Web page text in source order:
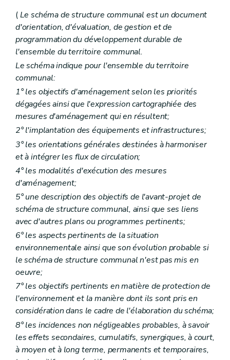
Art. 415/14
Art. 415/15
Art. 415/16
Art. 416
Chapitre XVIIquater
Règlement général sur les bâtisses en site rural
Art. 417
Art. 418
Art. 419
Art. 420
Art. 421
Art. 422
Art. 423
Art. 424
Art. 426
Art. 427
Art. 428
Art. 429
Art. 430
Chapitre XVIIquinquies
Règlement général d'urbanisme relatif aux enseignes et aux dispositifs de publicité
Art. 431
Art. 432
Art. 433
Art. 434
Art. 435
Art. 436
Art. 437
Art. 439
Art. 440
Art. 441
Art. 442
Chapitre XVIIsexies
Du règlement d'urbanisme sur la qualité acoustique de constructions dans les zones B, C et D des plans de développement à long terme des aéroports de Liège-Bierset et de Charleroi-Bruxelles Sud
Art. 442/1
Art. 442/2
Art. 442/3
(Le schéma de structure communal est un document
d'orientation, d'évaluation, de gestion et de
programmation du développement durable de
l'ensemble du territoire communal.
Le schéma indique pour l'ensemble du territoire
communal:
1° les objectifs d'aménagement selon les priorités
dégagées ainsi que l'expression cartographiée des
mesures d'aménagement qui en résultent;
2° l'implantation des équipements et infrastructures;
3° les orientations générales destinées à harmoniser
et à intégrer les flux de circulation;
4° les modalités d'exécution des mesures
d'aménagement;
5° une description des objectifs de l'avant-projet de
schéma de structure communal, ainsi que ses liens
avec d'autres plans ou programmes pertinents;
6° les aspects pertinents de la situation
environnementale ainsi que son évolution probable si
le schéma de structure communal n'est pas mis en
oeuvre;
7° les objectifs pertinents en matière de protection de
l'environnement et la manière dont ils sont pris en
considération dans le cadre de l'élaboration du schéma;
8° les incidences non négligeables probables, à savoir
les effets secondaires, cumulatifs, synergiques, à court,
à moyen et à long terme, permanents et temporaires,